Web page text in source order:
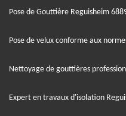
Pose de Gouttière Reguisheim
Pose de velux conforme aux
Nettoyage de gouttières
Expert en travaux d'isolation